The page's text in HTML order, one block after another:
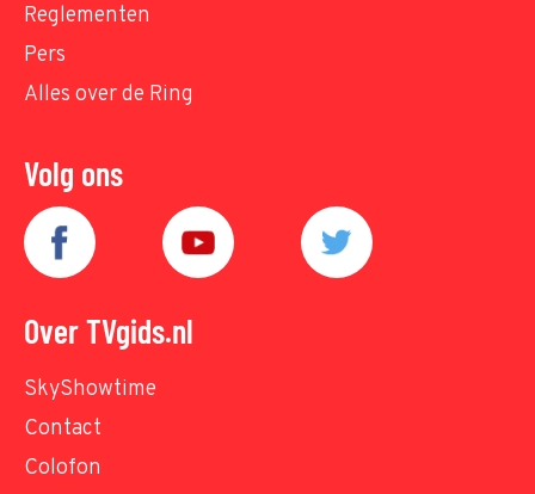
Reglementen
Pers
Alles over de Ring
Volg ons
Over TVgids.nl
SkyShowtime
Contact
Colofon